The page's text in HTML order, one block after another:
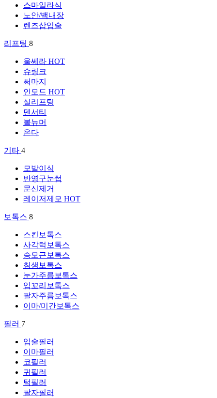
스마일라식
노안/백내장
렌즈삽입술
리프팅 8
울쎄라 HOT
슈링크
써마지
인모드 HOT
실리프팅
덴서티
볼뉴머
온다
기타 4
모발이식
반영구눈썹
문신제거
레이저제모 HOT
보톡스 8
스킨보톡스
사각턱보톡스
승모근보톡스
침샘보톡스
눈가주름보톡스
입꼬리보톡스
팔자주름보톡스
이마/미간보톡스
필러 7
입술필러
이마필러
코필러
귀필러
턱필러
팔자필러